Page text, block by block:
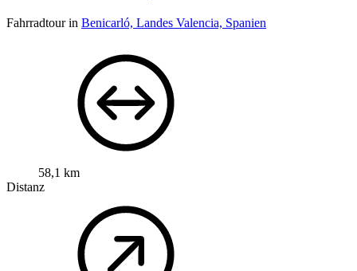
Fahrradtour in Benicarló, Landes Valencia, Spanien
58,1 km
Distanz